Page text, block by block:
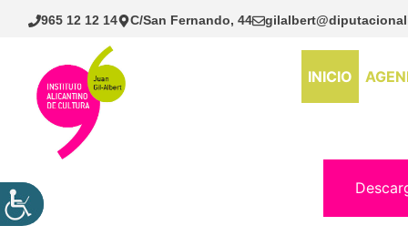
Saltar
965 12 12 14 C/San Fernando, 44
INICIO